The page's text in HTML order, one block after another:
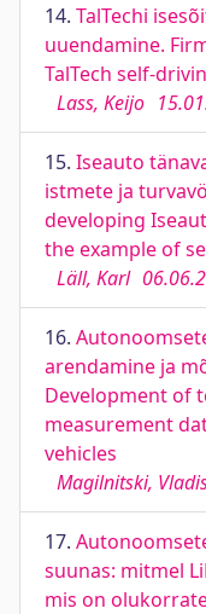
14. TalTechi
uuendamine.
TalTech self-
Lass, Keijo
15. Iseauto
istmete ja
developing
the example of
Läll, Karl
16.
arendamine ja
Development of
measurement
vehicles
Magilnitski,
17.
suunas: mitmel
mis on